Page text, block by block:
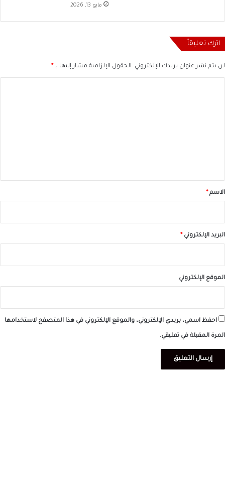
مايو 13, 2026
اترك تعليقاً
لن يتم نشر عنوان بريدك الإلكتروني. الحقول الإلزامية مشار إليها بـ *
*الاسم *
البريد الإلكتروني *
الموقع الإلكتروني
احفظ اسمي، بريدي الإلكتروني، والموقع الإلكتروني في هذا المتصفح لاستخدامها
المرة المقبلة في تعليقي.